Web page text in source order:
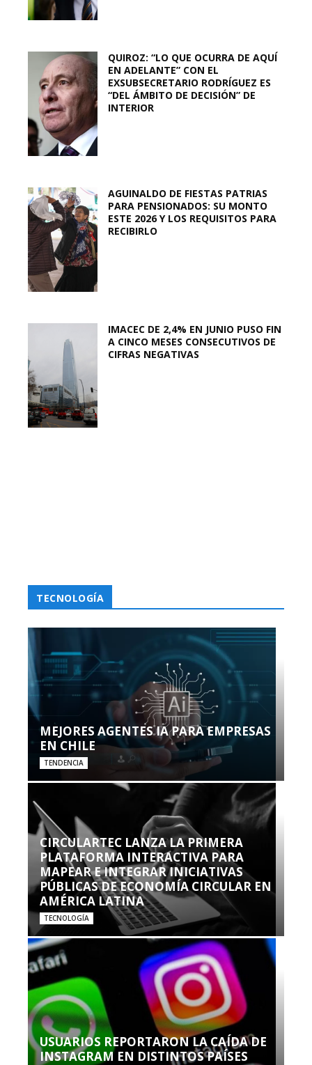
QUIROZ: “LO QUE OCURRA DE AQUÍ
EN ADELANTE” CON EL
EXSUBSECRETARIO RODRÍGUEZ ES
“DEL ÁMBITO DE DECISIÓN” DE
INTERIOR
AGUINALDO DE FIESTAS PATRIAS
PARA PENSIONADOS: SU MONTO
ESTE 2026 Y LOS REQUISITOS PARA
RECIBIRLO
IMACEC DE 2,4% EN JUNIO PUSO FIN
A CINCO MESES CONSECUTIVOS DE
CIFRAS NEGATIVAS
TECNOLOGÍA
MEJORES AGENTES IA PARA EMPRESAS
EN CHILE
TENDENCIA
CIRCULARTEC LANZA LA PRIMERA
PLATAFORMA INTERACTIVA PARA
MAPEAR E INTEGRAR INICIATIVAS
PÚBLICAS DE ECONOMÍA CIRCULAR EN
AMÉRICA LATINA
TECNOLOGÍA
USUARIOS REPORTARON LA CAÍDA DE
INSTAGRAM EN DISTINTOS PAÍSES